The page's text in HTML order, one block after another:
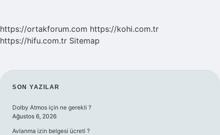
https://ortakforum.com https://kohi.com.tr
https://hifu.com.tr Sitemap
SIDEBAR
SON YAZILAR
Dolby Atmos için ne gerekli ?
Ağustos 6, 2026
Avlanma izin belgesi ücreti ?